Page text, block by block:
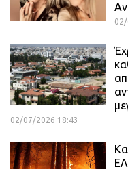
02/07/2026 18:43